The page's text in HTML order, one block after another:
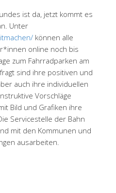
ist da, jetzt kommt es
Unter
können alle
online noch bis
zum Fahrradparken am
sind ihre positiven und
auch ihre individuellen
Vorschläge
Bild und Grafiken ihre
Servicestelle der Bahn
mit den Kommunen und
ausarbeiten.